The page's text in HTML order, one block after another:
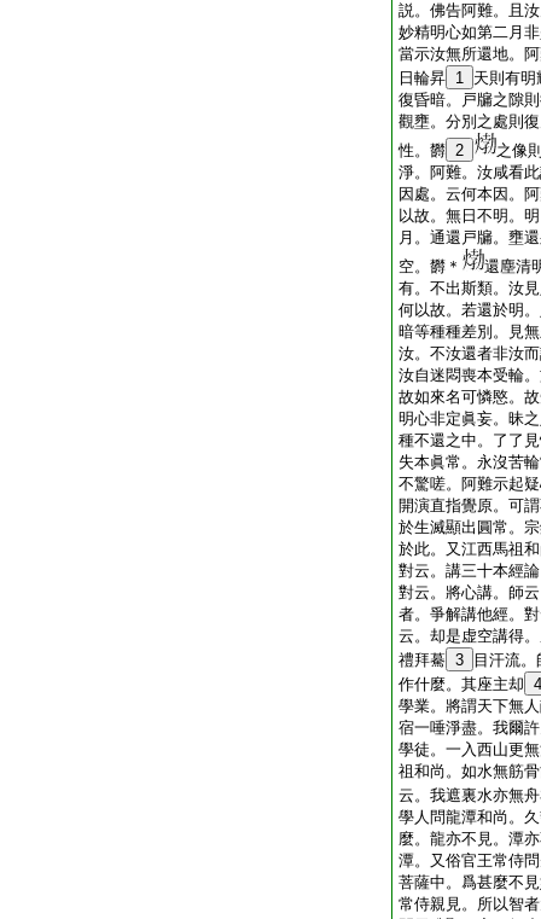
説。佛告阿難。且
妙精明心如第二月
當示汝無所還地。
日輪昇 1 天則有
復昏暗。戸牖之隙
觀壅。分別之處則
性。欝 2
之像
淨。阿難。汝咸看
因處。云何本因。
以故。無日不明。
月。通還戸牖。壅
空。欝＊
還塵清
有。不出斯類。汝
何以故。若還於明
暗等種種差別。見
汝。不汝還者非汝
汝自迷悶喪本受輪
故如來名可憐愍。
明心非定眞妄。昧
種不還之中。了了
失本眞常。永沒苦
不驚嗟。阿難示起
開演直指覺原。可
於生滅顯出圓常。
於此。又江西馬祖
對云。講三十本經
對云。將心講。師
者。爭解講他經。
云。却是虚空講得
禮拜驀 3
目汗流
作什麼。其座主却 4
學業。將謂天下無
宿一唾淨盡。我爾
學徒。一入西山更
祖和尚。如水無筋
云。我遮裏水亦無
學人問龍潭和尚。
麼。龍亦不見。潭
潭。又俗官王常侍
菩薩中。爲甚麼不
常侍親見。所以智